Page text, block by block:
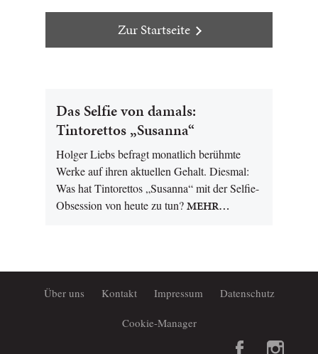
Zur Startseite
Das Selfie von damals:
Tintorettos „Susanna“
Holger Liebs befragt monatlich berühmte
Werke auf ihren aktuellen Gehalt. Diesmal:
Was hat Tintorettos „Susanna“ mit der Selfie-
Obsession von heute zu tun?MEHR…
Über uns Kontakt Impressum Datenschutz
Cookie-Manager